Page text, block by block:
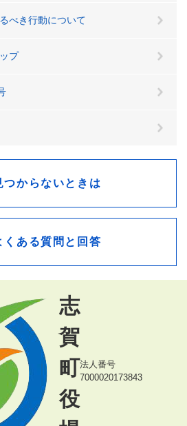
べき行動について
プ
つからないときは
くある質問と回答
志
賀
町
役
法人番号
7000020173843